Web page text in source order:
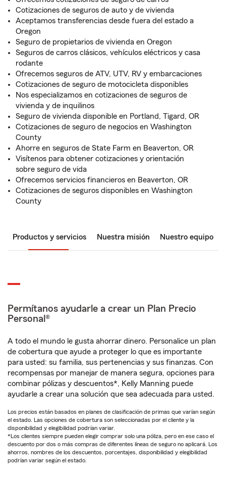
Cotizaciones de seguros de auto y de vivienda
Aceptamos transferencias desde fuera del estado a
Oregon
Seguro de propietarios de vivienda en Oregon
Seguros de carros clásicos, vehículos eléctricos y casa
rodante
Ofrecemos seguros de ATV, UTV, RV y embarcaciones
Cotizaciones de seguro de motocicleta disponibles
Nos especializamos en cotizaciones de seguros de
vivienda y de inquilinos
Seguro de vivienda disponible en Portland, Tigard, OR
Cotizaciones de seguro de negocios en Washington
County
Ahorre en seguros de State Farm en Beaverton, OR
Visítenos para obtener cotizaciones y orientación
sobre seguro de vida
Ofrecemos servicios financieros en Beaverton, OR
Cotizaciones de seguros disponibles en Washington
County
Productos y servicios Nuestra misión Nuestro equipo
Permítanos ayudarle a crear un Plan Precio
Personal®
A todo el mundo le gusta ahorrar dinero. Personalice un plan
de cobertura que ayude a proteger lo que es importante
para usted: su familia, sus pertenencias y sus finanzas. Con
recompensas por manejar de manera segura, opciones para
combinar pólizas y descuentos*, Kelly Manning puede
ayudarle a crear una solución que sea adecuada para usted.
Los precios están basados en planes de clasificación de primas que varían según
el estado. Las opciones de cobertura son seleccionadas por el cliente y la
disponibilidad y elegibilidad podrían variar.
*Los clientes siempre pueden elegir comprar solo una póliza, pero en ese caso el
descuento por dos o más compras de diferentes líneas de seguro no aplicará. Los
ahorros, nombres de los descuentos, porcentajes, disponibilidad y elegibilidad
podrían variar según el estado.